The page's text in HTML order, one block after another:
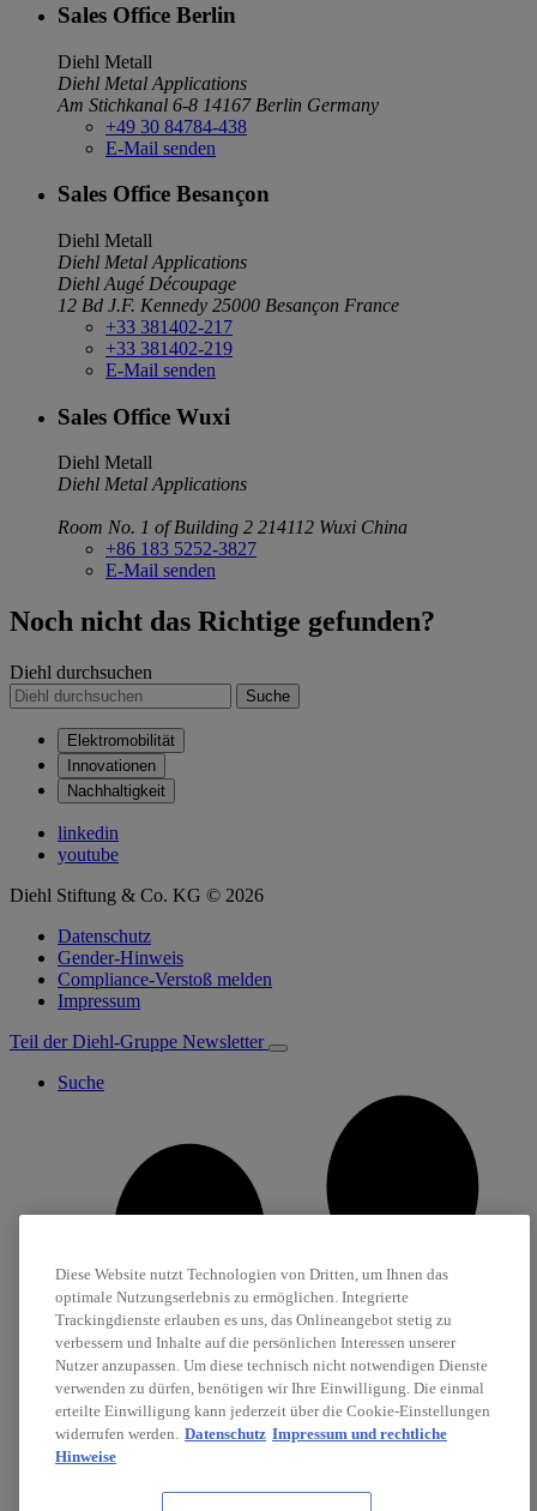
Sales Office Berlin
Diehl Metall
Diehl Metal Applications
Am Stichkanal 6-8 14167 Berlin Germany
+49 30 84784-438
E-Mail senden
Sales Office Besançon
Diehl Metall
Diehl Metal Applications
Diehl Augé Découpage
12 Bd J.F. Kennedy 25000 Besançon France
+33 381402-217
+33 381402-219
E-Mail senden
Sales Office Wuxi
Diehl Metall
Diehl Metal Applications
Room No. 1 of Building 2 214112 Wuxi China
+86 183 5252-3827
E-Mail senden
Noch nicht das Richtige gefunden?
Diehl durchsuchen
Suche
Elektromobilität
Innovationen
Nachhaltigkeit
linkedin
youtube
Diehl Stiftung & Co. KG © 2026
Datenschutz
Gender-Hinweis
Compliance-Verstoß melden
Impressum
Teil der Diehl-Gruppe Newsletter
Suche
Diese Website nutzt Technologien von Dritten, um Ihnen das
optimale Nutzungserlebnis zu ermöglichen. Integrierte
Trackingdienste erlauben es uns, das Onlineangebot stetig zu
verbessern und Inhalte auf die persönlichen Interessen unserer
Nutzer anzupassen. Um diese technisch nicht notwendigen Dienste
verwenden zu dürfen, benötigen wir Ihre Einwilligung. Die einmal
erteilte Einwilligung kann jederzeit über die Cookie-Einstellungen
widerrufen werden. Datenschutz Impressum und rechtliche
Hinweise